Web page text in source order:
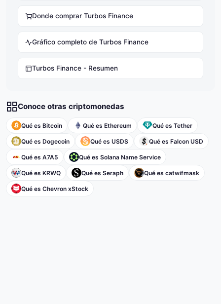
Donde comprar Turbos Finance
Gráfico completo de Turbos Finance
Turbos Finance - Resumen
Conoce otras criptomonedas
Qué es Bitcoin Qué es Ethereum Qué es Tether
Qué es Dogecoin Qué es USDS Qué es Falcon USD
Qué es A7A5 Qué es Solana Name Service
Qué es KRWQ Qué es Seraph Qué es catwifmask
Qué es Chevron xStock